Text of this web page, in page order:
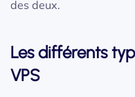
des deux.
Les différents
VPS